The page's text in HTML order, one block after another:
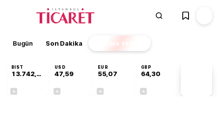
Bugün Son Dakika Finans EKSTRA
BIST
13.742,64
USD
47,59
EUR
55,07
GBP
64,30